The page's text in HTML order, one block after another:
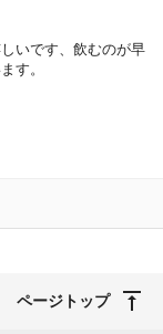
いです、飲むのが早
す。
ページトップ